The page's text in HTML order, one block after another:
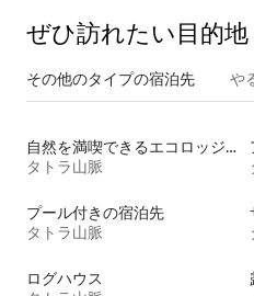
ぜひ訪⁠れ⁠た⁠い目⁠的⁠地
その他のタ⁠イ⁠プ⁠の宿⁠泊⁠先 や
自然を満喫できるエコロッジの宿泊施設
タトラ山脈
プール付きの宿泊先
タトラ山脈
ログハウス